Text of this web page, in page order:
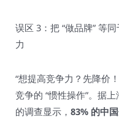
误区 3：把 “做品牌” 等
力​
“想提高竞争力？先降价
竞争的 “惯性操作”。据
的调查显示， 83% 的中